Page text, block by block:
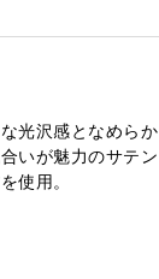
光沢感となめらか
いが魅力のサテン
使用。